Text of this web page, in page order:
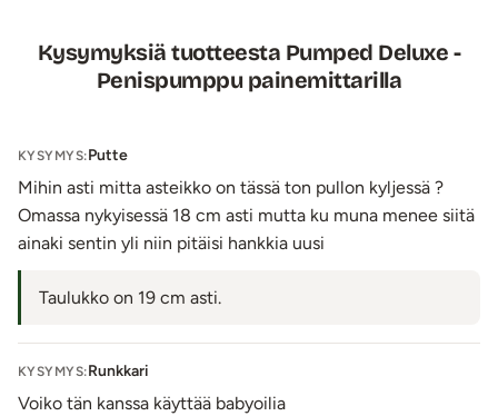
Kysymyksiä tuotteesta Pumped Deluxe -
Penispumppu painemittarilla
KYSYMYS:Putte
Mihin asti mitta asteikko on tässä ton pullon kyljessä ?
Omassa nykyisessä 18 cm asti mutta ku muna menee siitä
ainaki sentin yli niin pitäisi hankkia uusi
Taulukko on 19 cm asti.
KYSYMYS:Runkkari
Voiko tän kanssa käyttää babyoilia